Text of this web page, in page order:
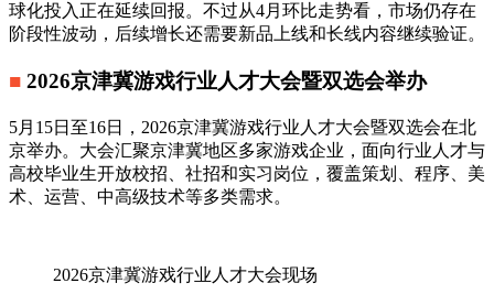
球化投入正在延续回报。不过从4月环比走势看，市场仍存在
阶段性波动，后续增长还需要新品上线和长线内容继续验证。
■ 2026京津冀游戏行业人才大会暨双选会举办
5月15日至16日，2026京津冀游戏行业人才大会暨双选会在北
京举办。大会汇聚京津冀地区多家游戏企业，面向行业人才与
高校毕业生开放校招、社招和实习岗位，覆盖策划、程序、美
术、运营、中高级技术等多类需求。
2026京津冀游戏行业人才大会现场